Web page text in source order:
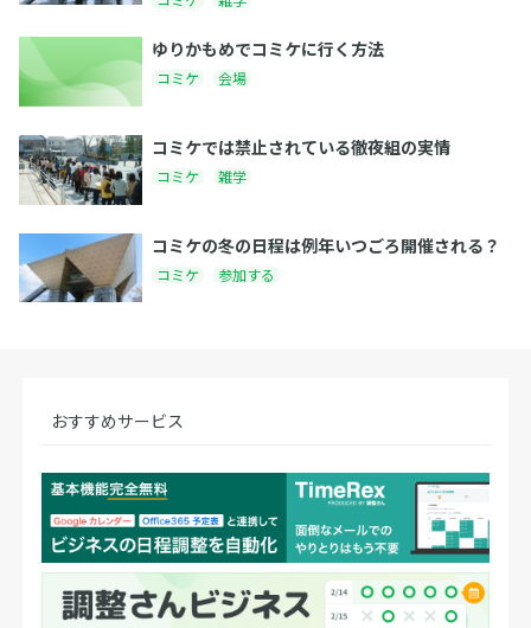
ゆりかもめでコミケに行く方法
コミケ 会場
コミケでは禁止されている徹夜組の実情
コミケ 雑学
コミケの冬の日程は例年いつごろ開催される？
コミケ 参加する
おすすめサービス